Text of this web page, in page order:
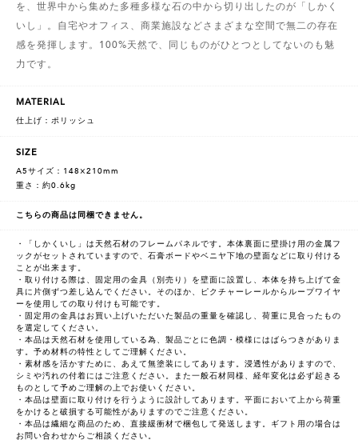
を、世界中から集めた多種多様な石の中から切り出したのが「しかく
いし」。自宅やオフィス、商業施設などさまざまな空間で無二の存在
感を発揮します。100%天然で、同じものがひとつとしてないのも魅
力です。
MATERIAL
仕上げ：ポリッシュ
SIZE
A5サイズ：148×210mm
重さ：約0.6kg
こちらの商品は同梱できません。
・「しかくいし」は天然石材のフレームパネルです。本体裏面に壁掛け用の金属フ
ックがセットされていますので、石膏ボードやベニヤ下地の壁面などに取り付ける
ことが出来ます。
・取り付ける際は、固定用の金具（別売り）を壁面に設置し、本体を持ち上げて金
具に片側ずつ差し込んでください。そのほか、ピクチャーレールからループワイヤ
ーを使用しての取り付けも可能です。
・固定用の金具はお買い上げいただいた製品の重量を確認し、荷重に見合ったもの
を選定してください。
・本品は天然石材を使用している為、製品ごとに色調・模様にはばらつきがありま
す。予め材料の特性としてご理解ください。
・素材感を活かすために、あえて無塗装にしてあります。浸透性がありますので、
シミや汚れの付着にはご注意ください。また一般石材同様、経年変化は必ず起きる
ものとして予めご理解の上でお使いください。
・本品は壁面に取り付けを行うように設計してあります。平面において上から荷重
をかけると破損する可能性がありますのでご注意ください。
・本品は繊細な商品のため、直接緩衝材で梱包して発送します。ギフト用の場合は
お問い合わせからご相談ください。